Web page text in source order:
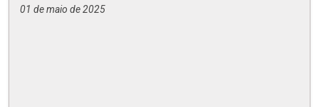
01 de maio de 2025